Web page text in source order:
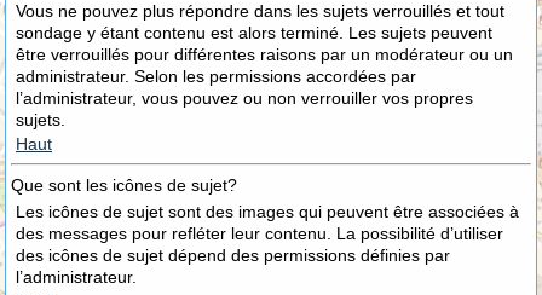
Vous ne pouvez plus répondre dans les sujets verrouillés et tout
sondage y étant contenu est alors terminé. Les sujets peuvent
être verrouillés pour différentes raisons par un modérateur ou un
administrateur. Selon les permissions accordées par
l’administrateur, vous pouvez ou non verrouiller vos propres
sujets.
Haut
Que sont les icônes de sujet?
Les icônes de sujet sont des images qui peuvent être associées à
des messages pour refléter leur contenu. La possibilité d’utiliser
des icônes de sujet dépend des permissions définies par
l’administrateur.